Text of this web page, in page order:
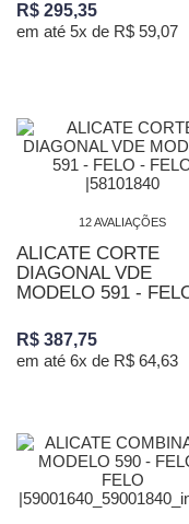
R$ 295,35
em até 5x de R$ 59,07
12 AVALIAÇÕES
ALICATE CORTE
DIAGONAL VDE
MODELO 591 -
R$ 387,75
em até 6x de R$ 64,63